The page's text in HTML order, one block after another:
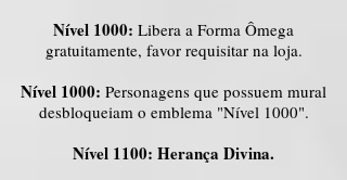
Nível 1000: Libera a Forma Ômega
gratuitamente, favor requisitar na loja.
Nível 1000: Personagens que possuem mural
desbloqueiam o emblema "Nível 1000".
Nível 1100: Herança Divina.